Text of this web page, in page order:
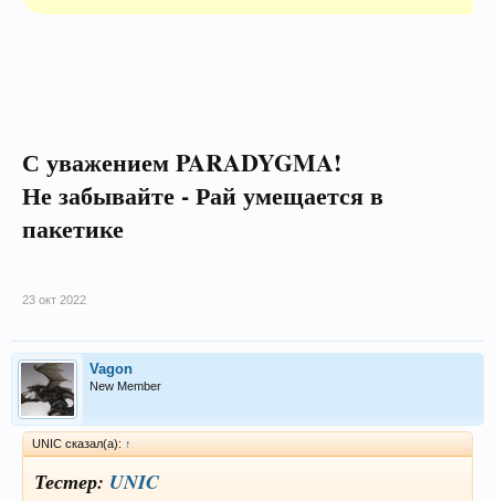
С уважением PARADYGMA!
Не забывайте - Рай умещается в
пакетике
23 окт 2022
Vagon
New Member
UNIC сказал(а): ↑
Тестер: UNIC